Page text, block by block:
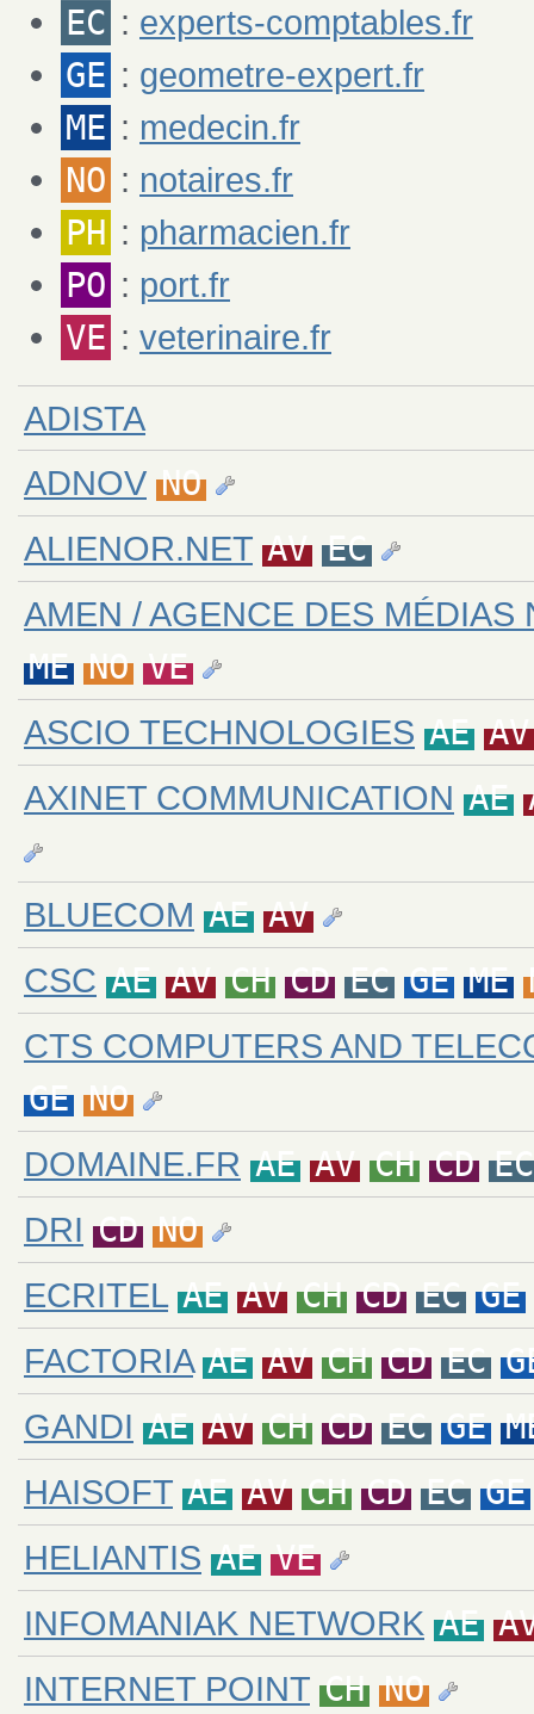
EC : experts-comptables.fr
GE : geometre-expert.fr
ME : medecin.fr
NO : notaires.fr
PH : pharmacien.fr
PO : port.fr
VE : veterinaire.fr
ADISTA
ADNOV NO
ALIENOR.NET AV EC
AMEN / AGENCE DES MÉDIAS
ME NO VE
ASCIO TECHNOLOGIES AE AV
AXINET COMMUNICATION AE
BLUECOM AE AV
CSC AE AV CH CD EC GE ME
CTS COMPUTERS AND
GE NO
DOMAINE.FR AE AV CH CD EC
DRI CD NO
ECRITEL AE AV CH CD EC GE
FACTORIA AE AV CH CD EC
GANDI AE AV CH CD EC GE
HAISOFT AE AV CH CD EC GE
HELIANTIS AE VE
INFOMANIAK NETWORK AE
INTERNET POINT CH NO